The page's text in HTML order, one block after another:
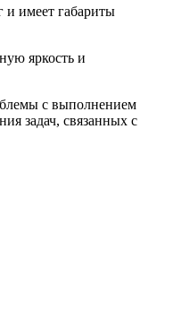
и имеет габариты
яркость и
с выполнением
задач, связанных с